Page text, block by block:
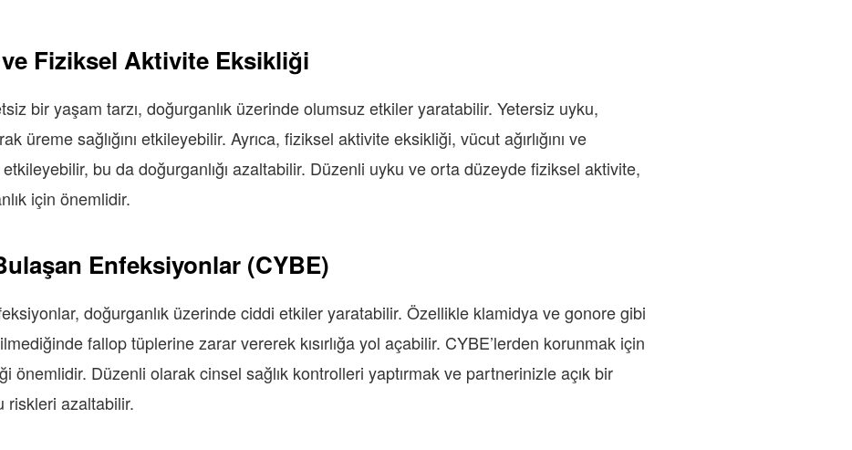
Fiziksel Aktivite Eksikliği
bir yaşam tarzı, doğurganlık üzerinde olumsuz etkiler yaratabilir. Yetersiz uyku,
üreme sağlığını etkileyebilir. Ayrıca, fiziksel aktivite eksikliği, vücut ağırlığını ve
bu da doğurganlığı azaltabilir. Düzenli uyku ve orta düzeyde fiziksel aktivite,
için önemlidir.
Enfeksiyonlar (CYBE)
doğurganlık üzerinde ciddi etkiler yaratabilir. Özellikle klamidya ve gonore gibi
fallop tüplerine zarar vererek kısırlığa yol açabilir. CYBE’lerden korunmak için
önemlidir. Düzenli olarak cinsel sağlık kontrolleri yaptırmak ve partnerinizle açık bir
riskleri azaltabilir.